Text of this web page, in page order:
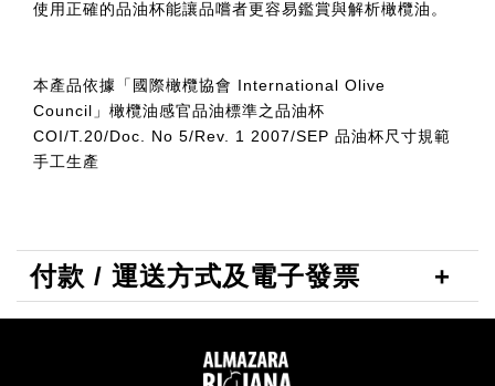
使用正確的品油杯能讓品嚐者更容易鑑賞與解析橄欖油。
本產品依據「國際橄欖協會 International Olive
Council」橄欖油感官品油標準之品油杯
COI/T.20/Doc. No 5/Rev. 1 2007/SEP 品油杯尺寸規範
手工生產
付款 / 運送方式及電子發票